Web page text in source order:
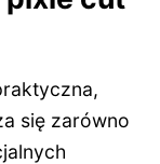
się zarówno